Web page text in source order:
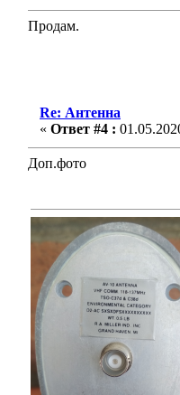
Продам.
Re: Антенна
« Ответ #4 :
Доп.фото